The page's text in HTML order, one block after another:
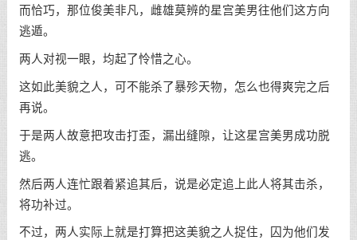
而恰巧，那位俊美非凡，雌雄莫辨的星宫美男往他们这方向
逃遁。
两人对视一眼，均起了怜惜之心。
这如此美貌之人，可不能杀了暴殄天物，怎么也得爽完之后
再说。
于是两人故意把攻击打歪，漏出缝隙，让这星宫美男成功脱
逃。
然后两人连忙跟着紧追其后，说是必定追上此人将其击杀，
将功补过。
不过，两人实际上就是打算把这美貌之人捉住，囚为他们发